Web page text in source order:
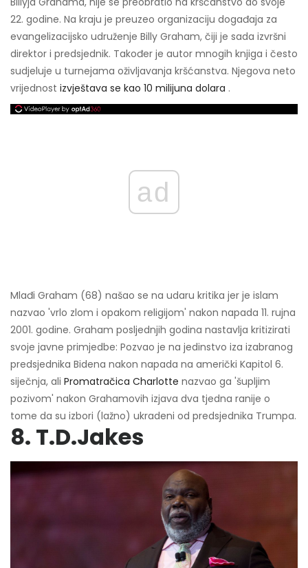
22. godine. Na kraju je preuzeo organizaciju događaja za
evangelizacijsko udruženje Billy Graham, čiji je sada izvršni
direktor i predsjednik. Također je autor mnogih knjiga i često
sudjeluje u turnejama oživljavanja kršćanstva. Njegova neto
vrijednost izvještava se kao 10 milijuna dolara .
ad
Mlađi Graham (68) našao se na udaru kritika jer je islam
nazvao 'vrlo zlom i opakom religijom' nakon napada 11. rujna
2001. godine. Graham posljednjih godina nastavlja kritizirati
svoje javne primjedbe: Pozvao je na jedinstvo iza izabranog
predsjednika Bidena nakon napada na američki Kapitol 6.
siječnja, ali Promatračica Charlotte nazvao ga 'šupljim
pozivom' nakon Grahamovih izjava dva tjedna ranije o
tome da su izbori (lažno) ukradeni od predsjednika Trumpa.
8. T.D.Jakes